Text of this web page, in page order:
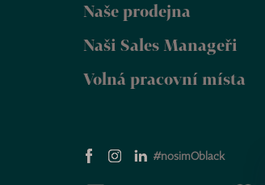
Naše prodejna
Naši Sales Manageři
Volná pracovní místa
#nosimOblack